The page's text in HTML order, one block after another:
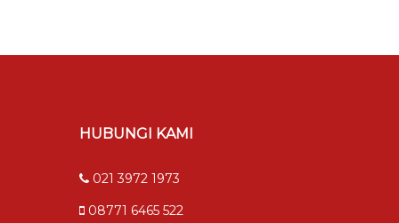
HUBUNGI KAMI
021 3972 1973
08771 6465 522